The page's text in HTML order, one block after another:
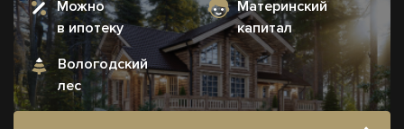
Можно
в ипотеку
Материнский
капитал
Вологодский
лес